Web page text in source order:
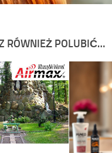
RÓWNIEŻ POLUBIĆ…